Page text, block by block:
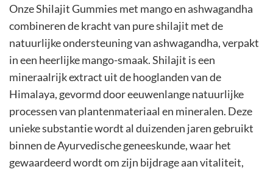
Onze Shilajit Gummies met mango en ashwagandha
combineren de kracht van pure shilajit met de
natuurlijke ondersteuning van ashwagandha, verpakt
in een heerlijke mango-smaak. Shilajit is een
mineraalrijk extract uit de hooglanden van de
Himalaya, gevormd door eeuwenlange natuurlijke
processen van plantenmateriaal en mineralen. Deze
unieke substantie wordt al duizenden jaren gebruikt
binnen de Ayurvedische geneeskunde, waar het
gewaardeerd wordt om zijn bijdrage aan vitaliteit,